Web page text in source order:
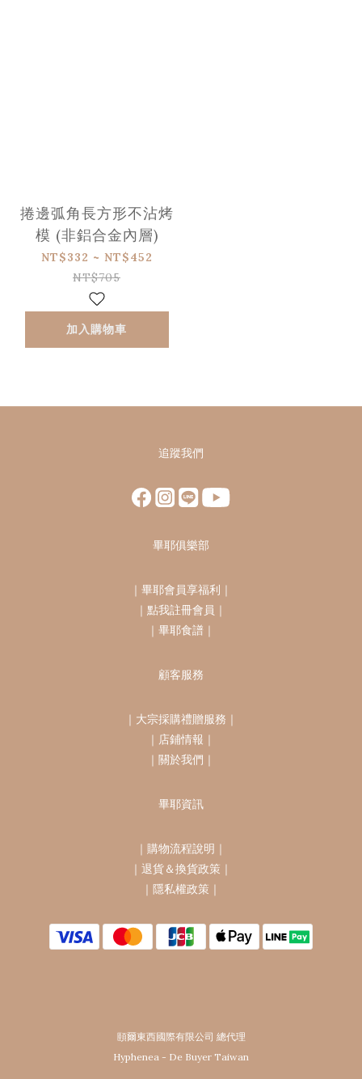
捲邊弧角長方形不沾烤
模 (非鋁合金內層)
NT$332 ~ NT$452
NT$705
加入購物車
追蹤我們
畢耶俱樂部
｜ 畢耶會員享福利 ｜
｜ 點我註冊會員 ｜
｜ 畢耶食譜 ｜
顧客服務
｜ 大宗採購禮贈服務 ｜
｜ 店鋪情報 ｜
｜ 關於我們 ｜
畢耶資訊
｜ 購物流程說明 ｜
｜ 退貨＆換貨政策 ｜
｜ 隱私權政策 ｜
頤爾東西國際有限公司 總代理
Hyphenea - De Buyer Taiwan